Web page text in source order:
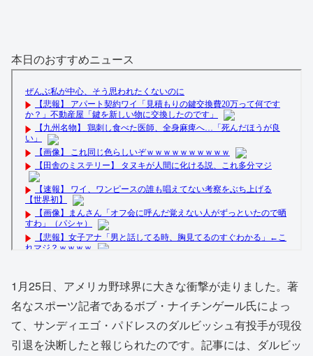
本日のおすすめニュース
1月25日、アメリカ野球界に大きな衝撃が走りました。著
名なスポーツ記者であるボブ・ナイチンゲール氏によっ
て、サンディエゴ・パドレスのダルビッシュ有投手が現役
引退を決断したと報じられたのです。記事には、ダルビッ